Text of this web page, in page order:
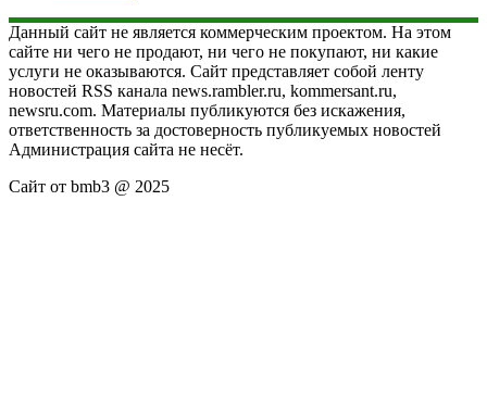
Данный сайт не является коммерческим проектом. На этом
сайте ни чего не продают, ни чего не покупают, ни какие
услуги не оказываются. Сайт представляет собой ленту
новостей RSS канала news.rambler.ru, kommersant.ru,
newsru.com. Материалы публикуются без искажения,
ответственность за достоверность публикуемых новостей
Администрация сайта не несёт.
Сайт от bmb3 @ 2025